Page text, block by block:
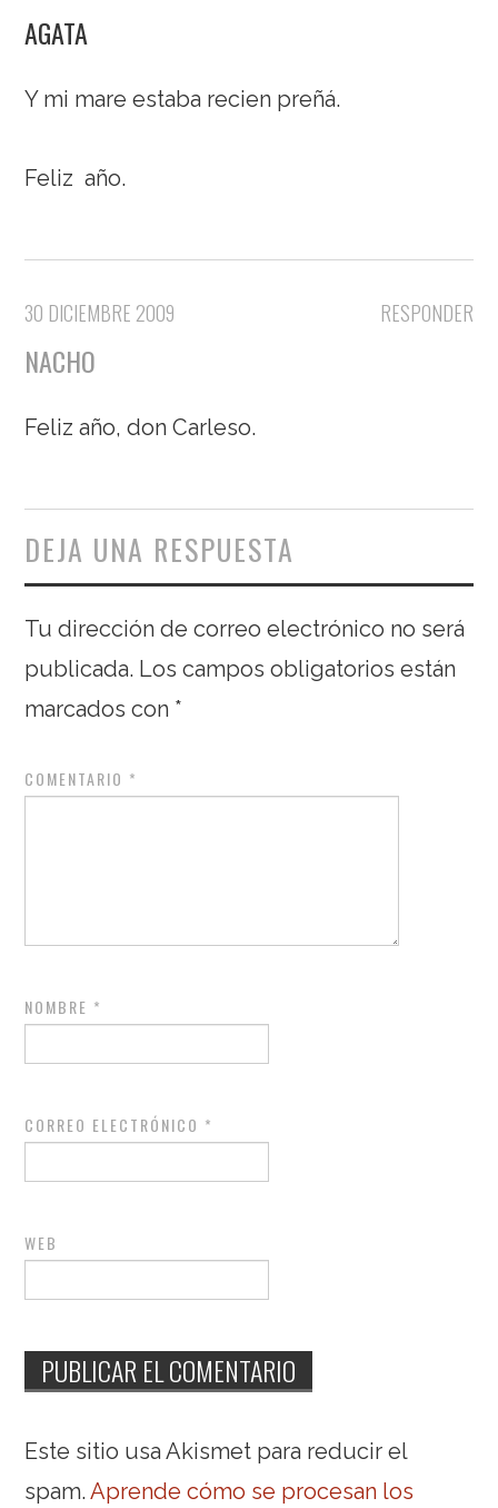
AGATA
Y mi mare estaba recien preñá.
Feliz año.
RESPONDER
30 DICIEMBRE 2009
NACHO
Feliz año, don Carleso.
DEJA UNA RESPUESTA
Tu dirección de correo electrónico no será
publicada. Los campos obligatorios están
marcados con *
COMENTARIO *
NOMBRE *
CORREO ELECTRÓNICO *
WEB
Este sitio usa Akismet para reducir el
spam.Aprende cómo se procesan los